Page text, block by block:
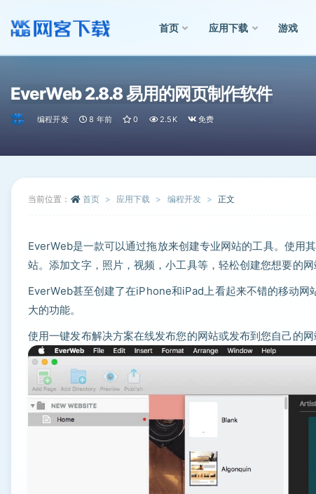
首页 应用下载 游戏
EverWeb 2.8.8 易用的网页制作软件
编程开发 8 年前 0 2.5K 免费
当前位置： 首页 应用下载 编程开发 正文
EverWeb是一款可以通过拖放来创建专业网站的工具。使用
站。添加文字，照片，视频，小工具等，轻松创建您想要的网
EverWeb甚至创建了在iPhone和iPad上看起来不错的移动
大的功能。
使用一键发布解决方案在线发布您的网站或发布到您自己的网